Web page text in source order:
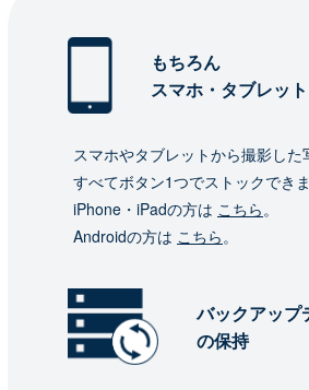
もちろん
スマホ・タブレッ
スマホやタブレットから撮影した
すべてボタン1つでストックでき
iPhone・iPadの方は こちら。
Androidの方は こちら。
バックアップ
の保持